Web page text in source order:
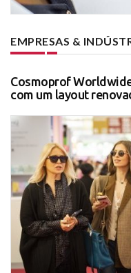
EMPRESAS &
Cosmoprof
com um layout